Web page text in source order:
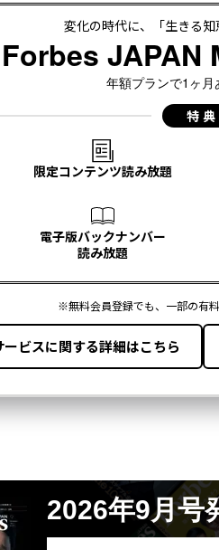
2026年9月号